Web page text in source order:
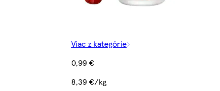
Viac z kategórie
0,99 €
8,39 €/kg